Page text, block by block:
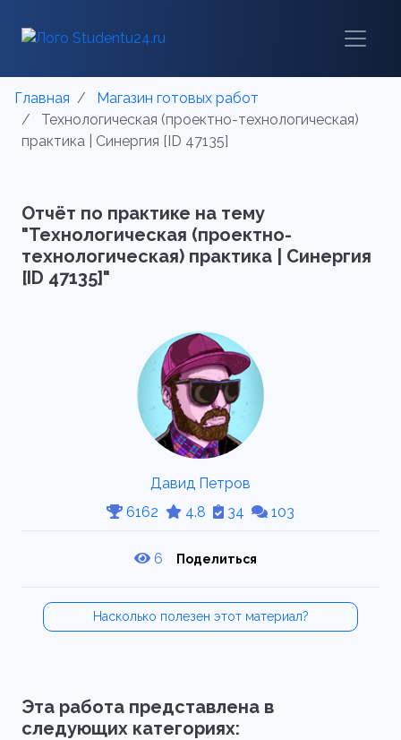
Главная
Магазин готовых работ
Технологическая (проектно-технологическая)
практика | Синергия [ID 47135]
Отчёт по практике на тему
"Технологическая (проектно-
технологическая) практика | Синергия
[ID 47135]"
Давид Петров
6162
4.8 34 103
6 Поделиться
Насколько полезен этот материал?
Эта работа представлена в
следующих категориях: